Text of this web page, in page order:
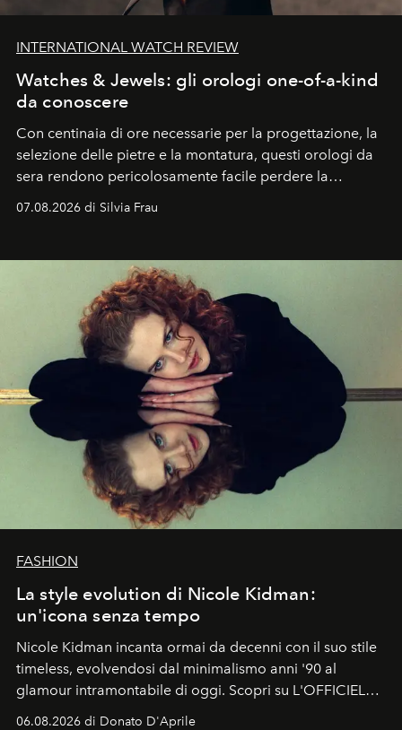
INTERNATIONAL WATCH REVIEW
Watches & Jewels: gli orologi one-of-a-kind
da conoscere
Con centinaia di ore necessarie per la progettazione, la
selezione delle pietre e la montatura, questi orologi da
sera rendono pericolosamente facile perdere la
cognizione del tempo. Ma con quadranti così
07.08.2026 di Silvia Frau
FASHION
La style evolution di Nicole Kidman:
un'icona senza tempo
Nicole Kidman incanta ormai da decenni con il suo stile
timeless, evolvendosi dal minimalismo anni '90 al
glamour intramontabile di oggi. Scopri su L'OFFICIEL
Italia la sua style evolution.
06.08.2026 di Donato D'Aprile